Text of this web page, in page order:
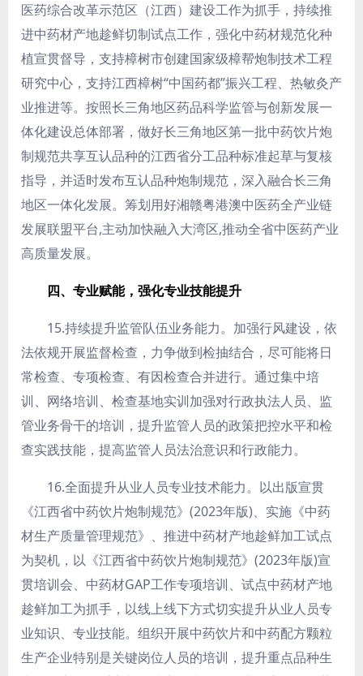
医药综合改革示范区（江西）建设工作为抓手，持续推
进中药材产地趁鲜切制试点工作，强化中药材规范化种
植宣贯督导，支持樟树市创建国家级樟帮炮制技术工程
研究中心，支持江西樟树“中国药都”振兴工程、热敏灸产
业推进等。按照长三角地区药品科学监管与创新发展一
体化建设总体部署，做好长三角地区第一批中药饮片炮
制规范共享互认品种的江西省分工品种标准起草与复核
指导，并适时发布互认品种炮制规范，深入融合长三角
地区一体化发展。筹划用好湘赣粤港澳中医药全产业链
发展联盟平台,主动加快融入大湾区,推动全省中医药产业
高质量发展。
四、专业赋能，强化专业技能提升
15.持续提升监管队伍业务能力。 加强行风建设，依
法依规开展监督检查，力争做到检抽结合，尽可能将日
常检查、专项检查、有因检查合并进行。通过集中培
训、网络培训、检查基地实训加强对行政执法人员、监
管业务骨干的培训，提升监管人员的政策把控水平和检
查实践技能，提高监管人员法治意识和行政能力。
16.全面提升从业人员专业技术能力。以出版宣贯
《江西省中药饮片炮制规范》(2023年版)、实施《中药
材生产质量管理规范》、推进中药材产地趁鲜加工试点
为契机，以《江西省中药饮片炮制规范》(2023年版)宣
贯培训会、中药材GAP工作专项培训、试点中药材产地
趁鲜加工为抓手，以线上线下方式切实提升从业人员专
业知识、专业技能。组织开展中药饮片和中药配方颗粒
生产企业特别是关键岗位人员的培训，提升重点品种生